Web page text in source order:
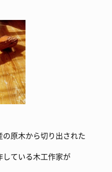
原木から切り出された
ている木工作家が